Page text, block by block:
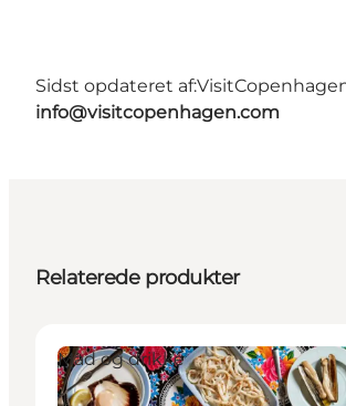
Sidst opdateret af:
info@visitcopenhagen.com
Relaterede produkter
Mad og drikke